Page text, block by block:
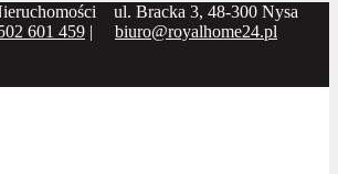
ul. Bracka 3, 48-300 Nysa
601 459 | biuro@royalhome24.pl